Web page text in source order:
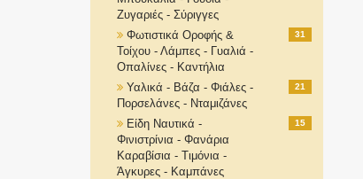
Ζυγαριές - Σύριγγες
Φωτιστικά Οροφής &
Τοίχου - Λάμπες - Γυαλιά -
Οπαλίνες - Καντήλια
31
Υαλικά - Βάζα - Φιάλες -
Πορσελάνες - Νταμιζάνες
21
Είδη Ναυτικά -
Φινιστρίνια - Φανάρια
Καραβίσια - Τιμόνια -
Άγκυρες - Καμπάνες
15